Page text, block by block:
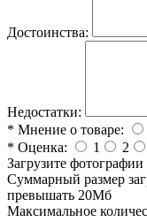
Достоинства:
Недостатки:
* Мнение о товаре:
* Оценка: 1 2
Загрузите фотографии
Cуммарный размер
превышать 20Мб
Максимальное